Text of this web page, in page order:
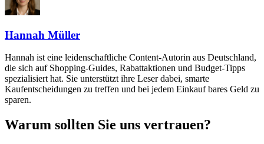
Hannah Müller
Hannah ist eine leidenschaftliche Content-Autorin aus Deutschland,
die sich auf Shopping-Guides, Rabattaktionen und Budget-Tipps
spezialisiert hat. Sie unterstützt ihre Leser dabei, smarte
Kaufentscheidungen zu treffen und bei jedem Einkauf bares Geld zu
sparen.
Warum sollten Sie uns vertrauen?